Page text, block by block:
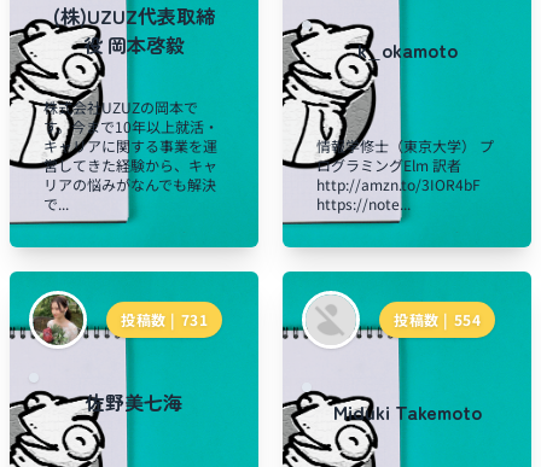
(株)UZUZ代表取締
役 岡本啓毅
株式会社UZUZの岡本で
す。今まで10年以上就活・
キャリアに関する事業を運
営してきた経験から、キャ
リアの悩みがなんでも解決
で...
k_okamoto
情報学修士（東京大学） プ
ログラミングElm 訳者
http://amzn.to/3IOR4bF
https://note...
投稿数 | 731
佐野美七海
投稿数 | 554
Miduki Takemoto